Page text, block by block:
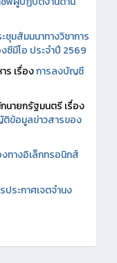
ชุมสัมมนาทางวิชาการ
ซีมีโอ ประจำปี 2569
ร เรื่องการลงบัญชี
นายกรัฐมนตรี เรื่อง
อมูลข่าวสารของ
ทางอิเล็กทรอนิกส์
ประกาศเจตจำนง